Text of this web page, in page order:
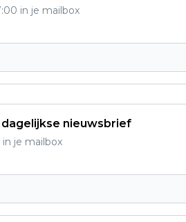
in je mailbox
nieuwsbrief
je mailbox